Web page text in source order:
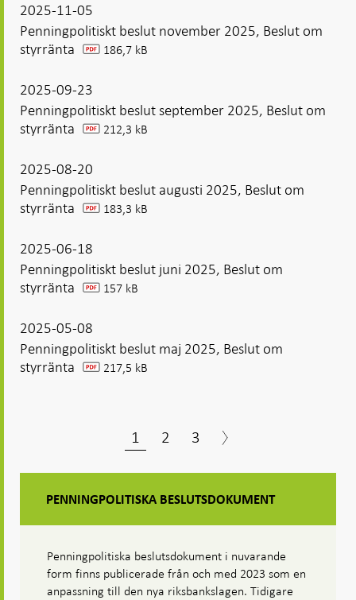
2025-11-05
Penningpolitiskt beslut november 2025, Beslut om
styrränta pdf 186,7 kB
2025-09-23
Penningpolitiskt beslut september 2025, Beslut om
styrränta pdf 212,3 kB
2025-08-20
Penningpolitiskt beslut augusti 2025, Beslut om
styrränta pdf 183,3 kB
2025-06-18
Penningpolitiskt beslut juni 2025, Beslut om
styrränta pdf 157 kB
2025-05-08
Penningpolitiskt beslut maj 2025, Beslut om
styrränta pdf 217,5 kB
1 2 3
PENNINGPOLITISKA BESLUTSDOKUMENT
Penningpolitiska beslutsdokument i nuvarande
form finns publicerade från och med 2023 som en
anpassning till den nya riksbankslagen. Tidigare